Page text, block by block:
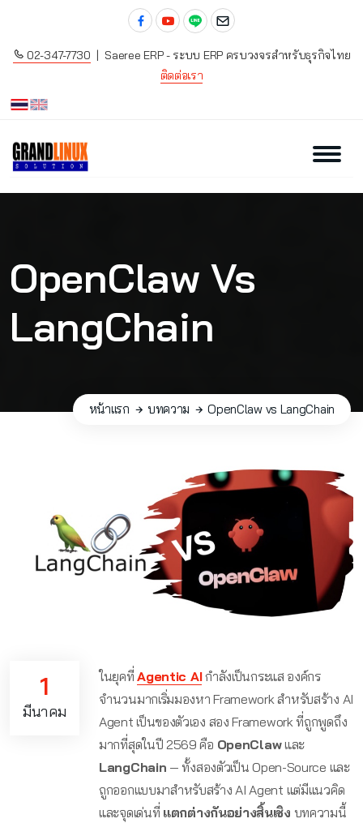
02-347-7730 | Saeree ERP - ระบบ ERP ครบวงจรสำหรับธุรกิจไทย
ติดต่อเรา
OpenClaw Vs
LangChain
หน้าแรก บทความ OpenClaw vs LangChain
1
มีนาคม
ในยุคที่Agentic AIกำลังเป็นกระแส องค์กร
จำนวนมากเริ่มมองหา Framework สำหรับสร้าง AI
Agent เป็นของตัวเอง สอง Framework ที่ถูกพูดถึง
มากที่สุดในปี 2569 คือ OpenClawและ
LangChain — ทั้งสองตัวเป็น Open-Source และ
ถูกออกแบบมาสำหรับสร้าง AI Agent แต่มีแนวคิด
และจุดเด่นที่ แตกต่างกันอย่างสิ้นเชิง บทความนี้